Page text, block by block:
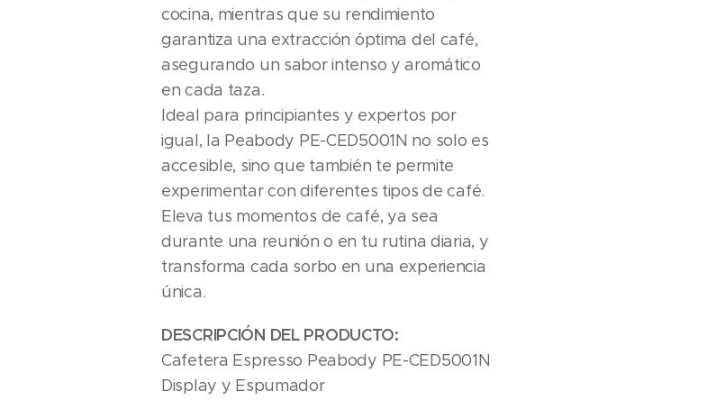
cocina, mientras que su rendimiento
garantiza una extracción óptima del café,
asegurando un sabor intenso y aromático
en cada taza.
Ideal para principiantes y expertos por
igual, la Peabody PE-CED5001N no solo es
accesible, sino que también te permite
experimentar con diferentes tipos de café.
Eleva tus momentos de café, ya sea
durante una reunión o en tu rutina diaria, y
transforma cada sorbo en una experiencia
única.
DESCRIPCIÓN DEL PRODUCTO:
Cafetera Espresso Peabody PE-CED5001N
Display y Espumador